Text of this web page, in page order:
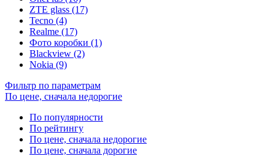
ZTE glass (17)
Tecno (4)
Realme (17)
Фото коробки (1)
Blackview (2)
Nokia (9)
Фильтр по параметрам
По цене, сначала недорогие
По популярности
По рейтингу
По цене, сначала недорогие
По цене, сначала дорогие